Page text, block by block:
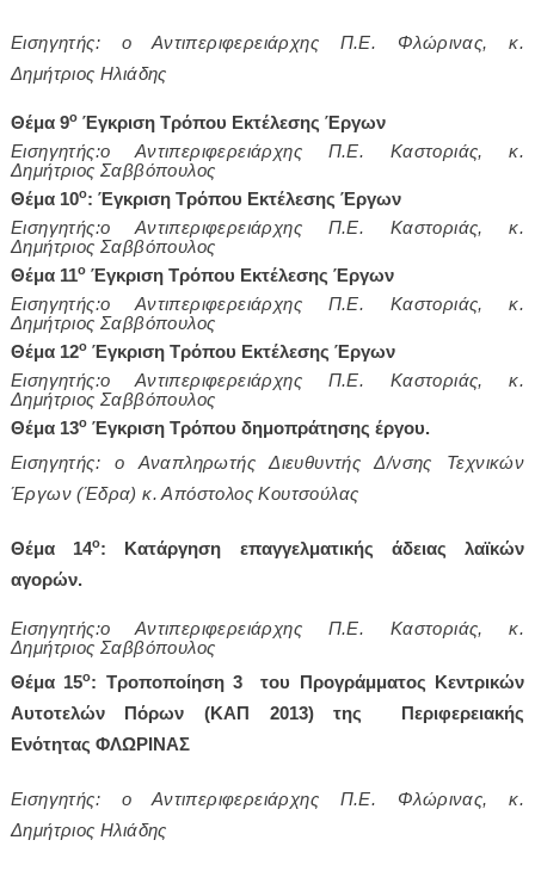
Εισηγητής: ο Αντιπεριφερειάρχης Π.Ε. Φλώρινας, κ.
Δημήτριος Ηλιάδης
Θέμα 9οΈγκριση Τρόπου Εκτέλεσης Έργων
Εισηγητής:ο Αντιπεριφερειάρχης Π.Ε. Καστοριάς, κ.
Δημήτριος Σαββόπουλος
Θέμα 10ο: Έγκριση Τρόπου Εκτέλεσης Έργων
Εισηγητής:ο Αντιπεριφερειάρχης Π.Ε. Καστοριάς, κ.
Δημήτριος Σαββόπουλος
Θέμα 11οΈγκριση Τρόπου Εκτέλεσης Έργων
Εισηγητής:ο Αντιπεριφερειάρχης Π.Ε. Καστοριάς, κ.
Δημήτριος Σαββόπουλος
Θέμα 12οΈγκριση Τρόπου Εκτέλεσης Έργων
Εισηγητής:ο Αντιπεριφερειάρχης Π.Ε. Καστοριάς, κ.
Δημήτριος Σαββόπουλος
Θέμα 13οΈγκριση Τρόπου δημοπράτησης έργου.
Εισηγητής: ο Αναπληρωτής Διευθυντής Δ/νσης Τεχνικών
Έργων (Έδρα) κ. Απόστολος Κουτσούλας
Θέμα 14ο: Κατάργηση επαγγελματικής άδειας λαϊκών
αγορών.
Εισηγητής:ο Αντιπεριφερειάρχης Π.Ε. Καστοριάς, κ.
Δημήτριος Σαββόπουλος
Θέμα 15ο: Τροποποίηση 3 του Προγράμματος Κεντρικών
Αυτοτελών Πόρων (ΚΑΠ 2013) της Περιφερειακής
Ενότητας ΦΛΩΡΙΝΑΣ
Εισηγητής: ο Αντιπεριφερειάρχης Π.Ε. Φλώρινας, κ.
Δημήτριος Ηλιάδης